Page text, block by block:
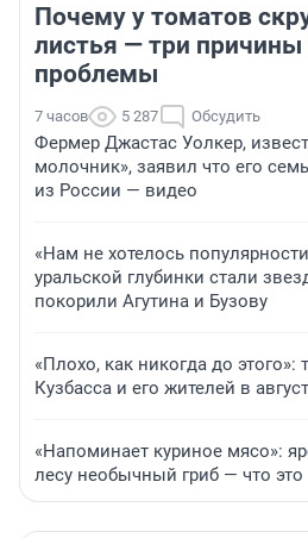
Почему у томатов
листья — три
проблемы
7 часов 5 287 Обсудить
Фермер Джастас Уолкер,
молочник», заявил что его
из России — видео
«Нам не хотелось
уральской глубинки стали
покорили Агутина и Бузову
«Плохо, как никогда до этого»:
Кузбасса и его жителей в
«Напоминает куриное мясо»:
лесу необычный гриб — что это